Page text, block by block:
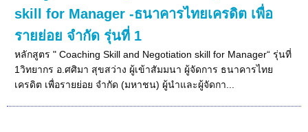
skill for Manager -ธนาคารไทยเครดิต เพื่อ
รายย่อย จำกัด รุ่นที่ 1
หลักสูตร " Coaching Skill and Negotiation skill for Manager“ รุ่นที่
1วิทยากร อ.ศศิมา สุขสว่าง ผู้เข้าสัมมนา ผู้จัดการ ธนาคารไทย
เครดิต เพื่อรายย่อย จำกัด (มหาชน) ผู้นำและผู้จัดกา...